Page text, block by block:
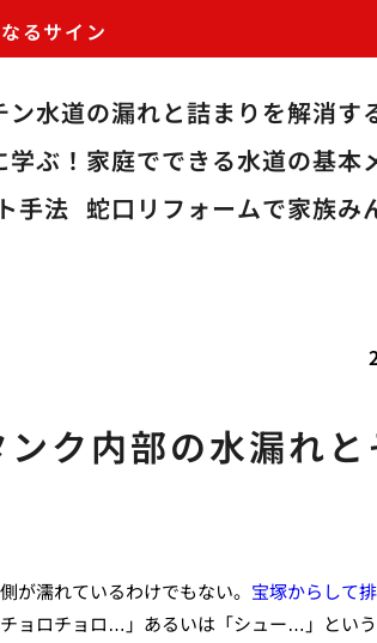
るサイン
ン水道の漏れと詰まりを解消す
学ぶ！家庭でできる水道の基本
手法 蛇口リフォームで家族み
ク内部の水漏れと
が濡れているわけでもない。 宝塚からして
ョロチョロ…」あるいは「シュー…」とい